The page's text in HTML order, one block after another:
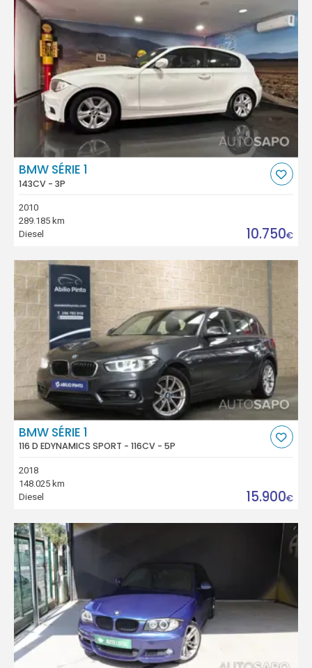
BMW SÉRIE 1
143CV - 3P
2010
289.185 km
Diesel
10.750€
BMW SÉRIE 1
116 D EDYNAMICS SPORT - 116CV - 5P
2018
148.025 km
Diesel
15.900€